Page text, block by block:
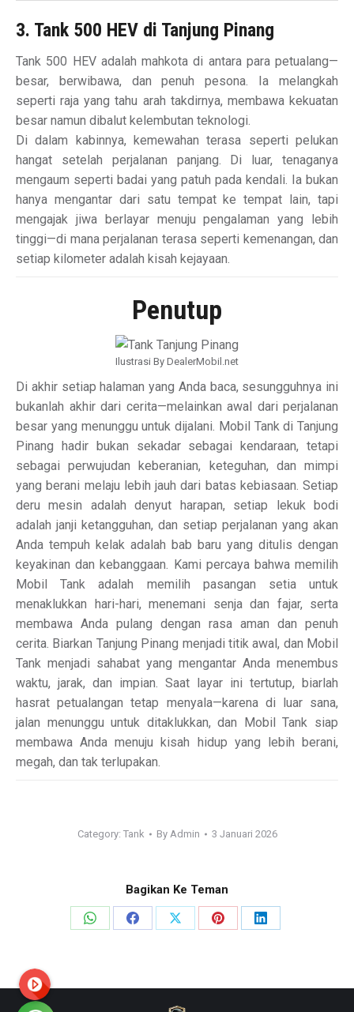
3. Tank 500 HEV di Tanjung Pinang
Tank 500 HEV adalah mahkota di antara para petualang—
besar, berwibawa, dan penuh pesona. Ia melangkah
seperti raja yang tahu arah takdirnya, membawa kekuatan
besar namun dibalut kelembutan teknologi.
Di dalam kabinnya, kemewahan terasa seperti pelukan
hangat setelah perjalanan panjang. Di luar, tenaganya
mengaum seperti badai yang patuh pada kendali. Ia bukan
hanya mengantar dari satu tempat ke tempat lain, tapi
mengajak jiwa berlayar menuju pengalaman yang lebih
tinggi—di mana perjalanan terasa seperti kemenangan, dan
setiap kilometer adalah kisah kejayaan.
Penutup
Ilustrasi By DealerMobil.net
Di akhir setiap halaman yang Anda baca, sesungguhnya ini
bukanlah akhir dari cerita—melainkan awal dari perjalanan
besar yang menunggu untuk dijalani. Mobil Tank di Tanjung
Pinang hadir bukan sekadar sebagai kendaraan, tetapi
sebagai perwujudan keberanian, keteguhan, dan mimpi
yang berani melaju lebih jauh dari batas kebiasaan. Setiap
deru mesin adalah denyut harapan, setiap lekuk bodi
adalah janji ketangguhan, dan setiap perjalanan yang akan
Anda tempuh kelak adalah bab baru yang ditulis dengan
keyakinan dan kebanggaan. Kami percaya bahwa memilih
Mobil Tank adalah memilih pasangan setia untuk
menaklukkan hari-hari, menemani senja dan fajar, serta
membawa Anda pulang dengan rasa aman dan penuh
cerita. Biarkan Tanjung Pinang menjadi titik awal, dan Mobil
Tank menjadi sahabat yang mengantar Anda menembus
waktu, jarak, dan impian. Saat layar ini tertutup, biarlah
hasrat petualangan tetap menyala—karena di luar sana,
jalan menunggu untuk ditaklukkan, dan Mobil Tank siap
membawa Anda menuju kisah hidup yang lebih berani,
megah, dan tak terlupakan.
Category: Tank By Admin 3 Januari 2026
Bagikan Ke Teman
Share
Share
Share
Share
Share